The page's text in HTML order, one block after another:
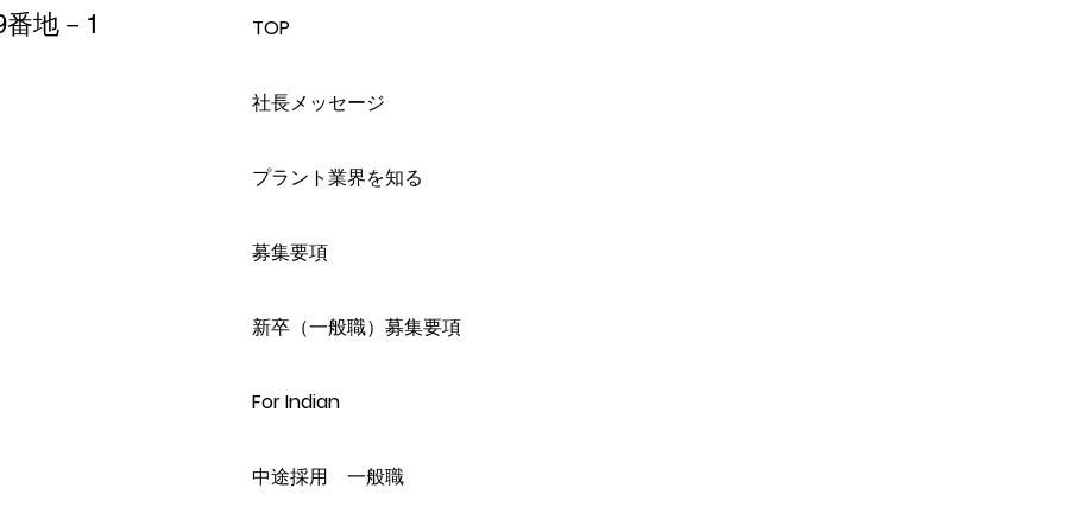
地－1 TOP
社長メッセージ
プラント業界を知る
募集要項
新卒（一般職）募集要項
For Indian
中途採用 一般職